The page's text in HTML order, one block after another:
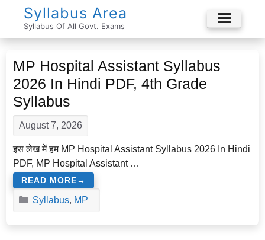
Syllabus Area
Syllabus Of All Govt. Exams
Menu
MP Hospital Assistant Syllabus
2026 In Hindi PDF, 4th Grade
Syllabus
August 7, 2026
इस लेख में हम MP Hospital Assistant Syllabus 2026 In Hindi
PDF, MP Hospital Assistant …
READ MORE
Categories
Syllabus, MP